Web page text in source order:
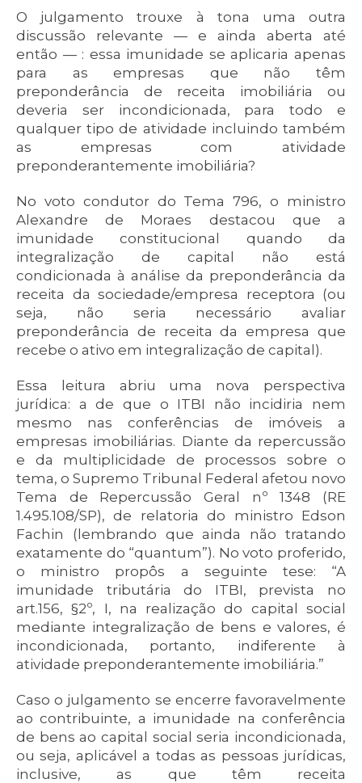
O julgamento trouxe à tona uma outra
discussão relevante — e ainda aberta até
então — : essa imunidade se aplicaria apenas
para as empresas que não têm
preponderância de receita imobiliária ou
deveria ser incondicionada, para todo e
qualquer tipo de atividade incluindo também
as empresas com atividade
preponderantemente imobiliária?
No voto condutor do Tema 796, o ministro
Alexandre de Moraes destacou que a
imunidade constitucional quando da
integralização de capital não está
condicionada à análise da preponderância da
receita da sociedade/empresa receptora (ou
seja, não seria necessário avaliar
preponderância de receita da empresa que
recebe o ativo em integralização de capital).
Essa leitura abriu uma nova perspectiva
jurídica: a de que o ITBI não incidiria nem
mesmo nas conferências de imóveis a
empresas imobiliárias. Diante da repercussão
e da multiplicidade de processos sobre o
tema, o Supremo Tribunal Federal afetou novo
Tema de Repercussão Geral nº 1348 (RE
1.495.108/SP), de relatoria do ministro Edson
Fachin (lembrando que ainda não tratando
exatamente do “quantum”). No voto proferido,
o ministro propôs a seguinte tese: “A
imunidade tributária do ITBI, prevista no
art.156, §2º, I, na realização do capital social
mediante integralização de bens e valores, é
incondicionada, portanto, indiferente à
atividade preponderantemente imobiliária.”
Caso o julgamento se encerre favoravelmente
ao contribuinte, a imunidade na conferência
de bens ao capital social seria incondicionada,
ou seja, aplicável a todas as pessoas jurídicas,
inclusive, as que têm receita